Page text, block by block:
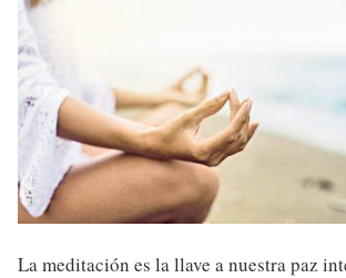
La meditación es la llave a nuestra paz